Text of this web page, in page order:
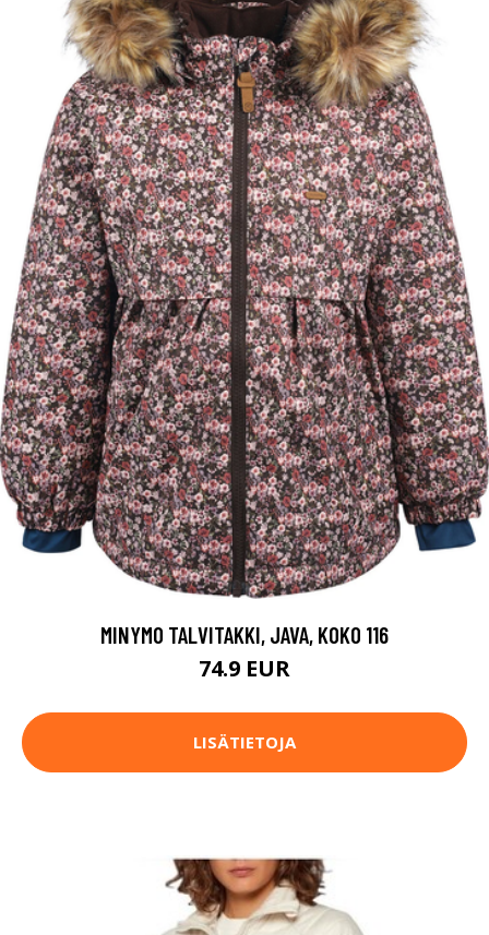
MINYMO TALVITAKKI, JAVA, KOKO 116
74.9 EUR
LISÄTIETOJA